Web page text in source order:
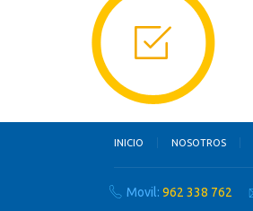
INICIO NOSOTROS
Movil: 962 338 762